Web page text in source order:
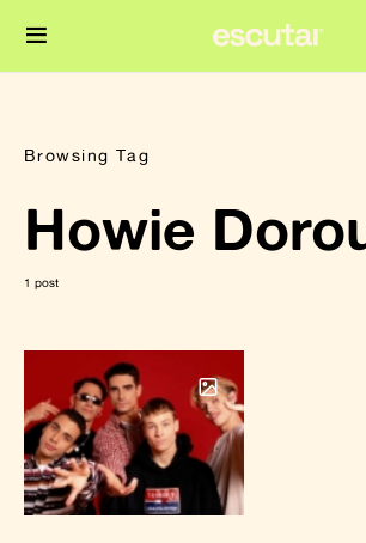
Browsing Tag
Howie
1 post